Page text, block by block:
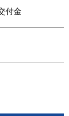
付金